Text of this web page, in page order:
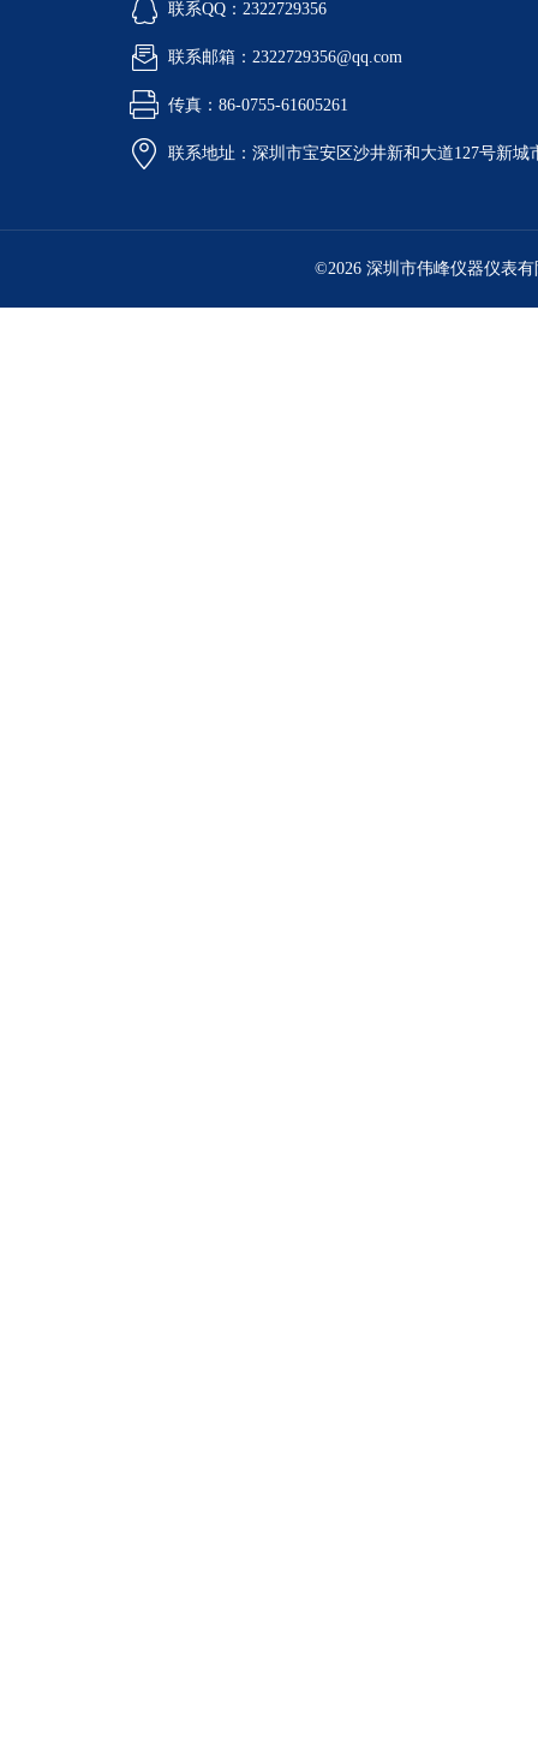
联系QQ：2322729356
联系邮箱：2322729356@qq.com
传真：86-0755-61605261
联系地址：深圳市宝安区沙井新和大道127号新城
©2026 深圳市伟峰仪器仪表